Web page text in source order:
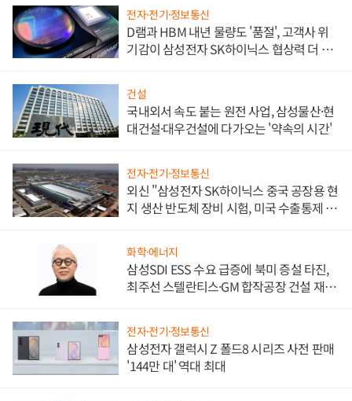
전자·전기·정보통신
D램과 HBM 내년 물량도 '품절', 고객사 위
기감이 삼성전자 SK하이닉스 협상력 더 키
건설
국내외서 속도 붙는 원전 사업, 삼성물산·현
대건설·대우건설에 다가오는 '약속의 시간'
전자·전기·정보통신
외신 "삼성전자 SK하이닉스 중국 공장용 현
지 생산 반도체 장비 시험, 미국 수출통제 대
화학·에너지
삼성SDI ESS 수요 급증에 북미 증설 타진,
최주선 스텔란티스·GM 합작공장 건설 재추
전자·전기·정보통신
삼성전자 갤럭시 Z 폴드8 시리즈 사전 판매
'144만 대' 역대 최대